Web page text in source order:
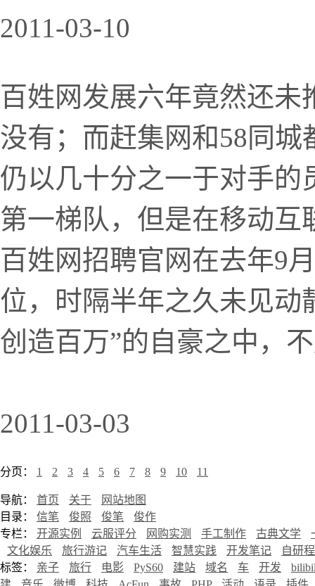
2011-03-10
百姓网发展六年竟然还未
没有；而赶集网和58同
仍以几十分之一于对手的
第一梯队，但是在移动
百姓网招聘官网在去年9
位，时隔半年之久未见动
创造百万”的自豪之中，
2011-03-03
分页： 1 2 3 4 5 6 7 8 9 10 11
导航： 首页 关于
网站地图
目录： 信笔 俊照 俊笔
俊作
专栏： 开源实例 云服评分 网购实测 手工制作 古典文学
文化娱乐
旅行游记 汽车生活 智慧实践 开发笔记
自研
标签： 亲子 旅行 电影 PyS60 建站 域名 车 开发